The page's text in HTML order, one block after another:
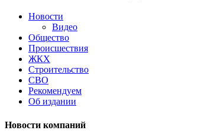
Новости
Видео
Общество
Происшествия
ЖКХ
Строительство
СВО
Рекомендуем
Об издании
Новости компаний